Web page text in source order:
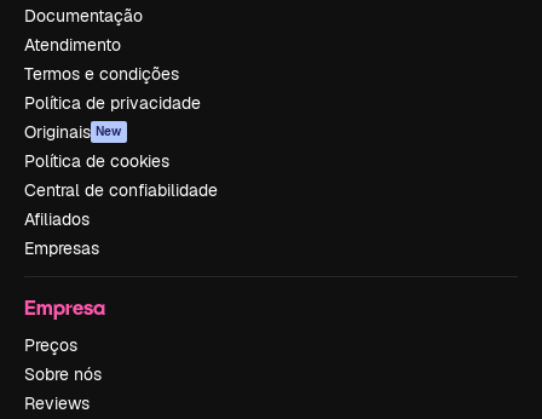
Documentação
Atendimento
Termos e condições
Política de privacidade
Originais New
Política de cookies
Central de confiabilidade
Afiliados
Empresas
Empresa
Preços
Sobre nós
Reviews